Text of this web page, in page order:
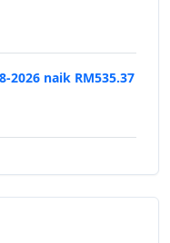
2026 naik RM535.37